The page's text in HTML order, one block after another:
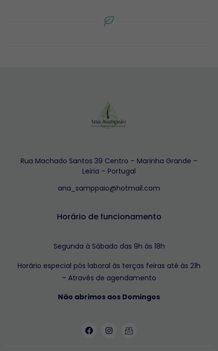
Rua Machado Santos 39 Centro – Marinha Grande –
Leiria – Portugal
ana_samppaio@hotmail.com
Horário de funcionamento
Segunda à Sábado das 9h às 18h
Horário especial pós laboral às terças feiras até às 21h
– Através de agendamento
Não abrimos aos Domingos